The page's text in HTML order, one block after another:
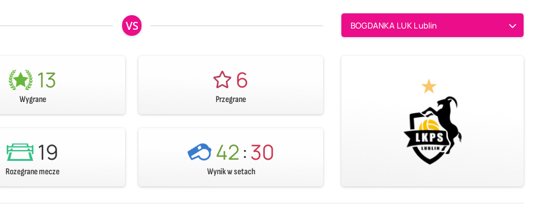
VS BOGDANKA LUK Lublin
13
Wygrane
6
Przegrane
19
Rozegrane mecze
42:30
Wynik w setach